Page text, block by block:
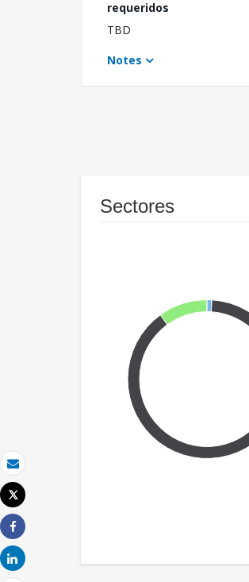
Correo electrónico
Imprimir
Tweet
Share
Share
requeridos
TBD
Notes
Sectores